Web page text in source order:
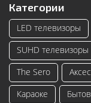
Категории
LED телевизоры
SUHD телевизоры
The Sero
Караоке